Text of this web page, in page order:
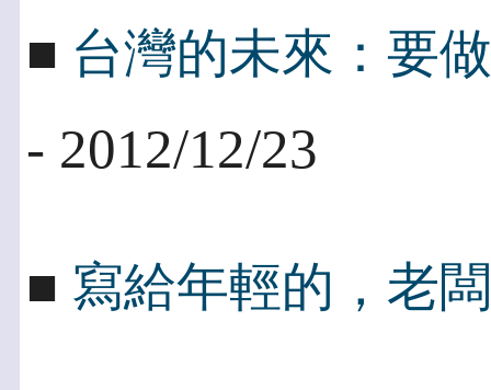
■ 台灣的未來：要
- 2012/12/23
■ 寫給年輕的，老